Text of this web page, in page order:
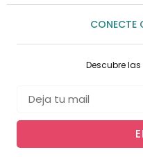
CONECTE
Descubre